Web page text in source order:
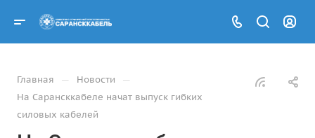
Главная — Новости —
На Сарансккабеле начат выпуск гибких
силовых кабелей